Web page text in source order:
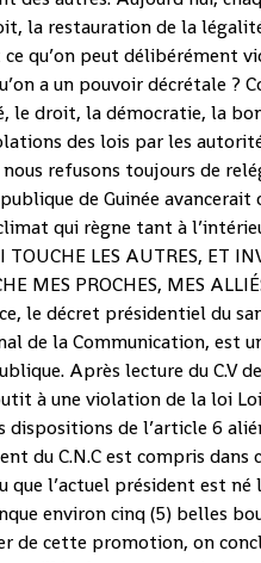
la restauration de la
qu’on peut délibérément
a un pouvoir décrétale ?
le droit, la démocratie, la
des lois par les
refusons toujours de
de Guinée
qui règne tant à
TOUCHE LES AUTRES, ET
MES PROCHES, MES
ce, le décret présidentiel du
de la Communication, est
Après lecture du C.V
à une violation de la loi
dispositions de l’article 6
du C.N.C est compris
l’actuel président est né
environ cinq (5) belles
de cette promotion, on